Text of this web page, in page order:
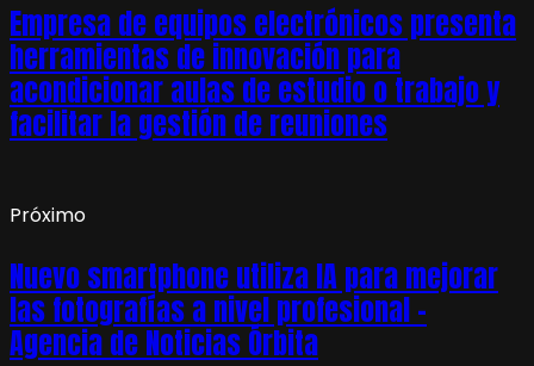
Empresa de equipos electrónicos presenta
herramientas de innovación para
acondicionar aulas de estudio o trabajo y
facilitar la gestión de reuniones
Próximo
Nuevo smartphone utiliza IA para mejorar
las fotografías a nivel profesional –
Agencia de Noticias Órbita